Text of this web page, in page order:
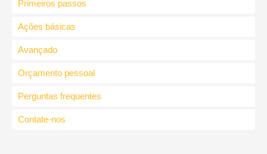
Primeiros passos
Ações básicas
Avançado
Orçamento pessoal
Perguntas frequentes
Contate-nos